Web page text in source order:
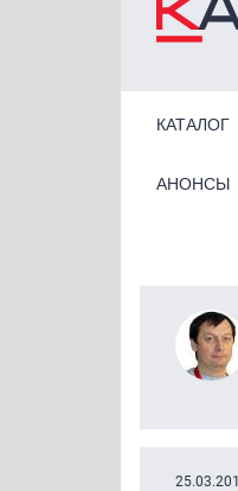
КАТАЛОГ
Primary
АНОНСЫ